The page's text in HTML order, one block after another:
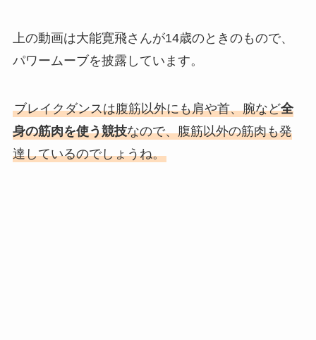
上の動画は大能寛飛さんが14歳のときのもので、
パワームーブを披露しています。
ブレイクダンスは腹筋以外にも肩や首、腕など全
身の筋肉を使う競技なので、腹筋以外の筋肉も発
達しているのでしょうね。